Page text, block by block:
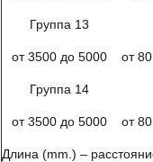
Группа 13
от 3500 до 5000 от
Группа 14
от 3500 до 5000 от
Длина (mm.) –